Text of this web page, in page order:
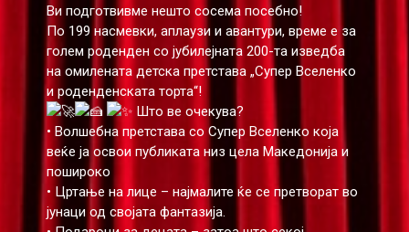
Ви подготвивме нешто сосема посебно!
По 199 насмевки, аплаузи и авантури, време е за
голем роденден со јубилејната 200-та изведба
на омилената детска претстава „Супер Вселенко
и роденденската торта“!
Што ве очекува?
• Волшебна претстава со Супер Вселенко која
веќе ја освои публиката низ цела Македонија и
пошироко
• Цртање на лице – најмалите ќе се претворат во
јунаци од својата фантазија.